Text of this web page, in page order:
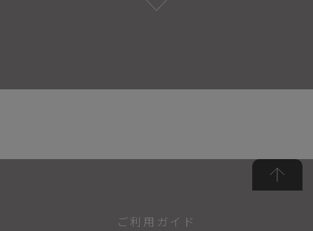
ご利用ガイド